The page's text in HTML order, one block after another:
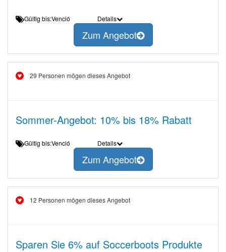
Gültig bis:Venció Details
Zum Angebot
29 Personen mögen dieses Angebot
Sommer-Angebot: 10% bis 18% Rabatt
Gültig bis:Venció Details
Zum Angebot
12 Personen mögen dieses Angebot
Sparen Sie 6% auf Soccerboots Produkte